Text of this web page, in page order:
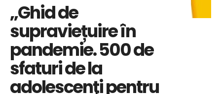
„Ghid de
supraviețuire în
pandemie. 500 de
sfaturi de la
adolescenţi pentru